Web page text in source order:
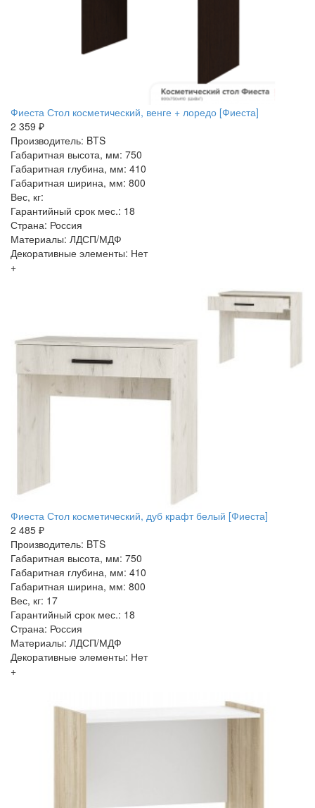
Фиеста Стол косметический, венге + лоредо [Фиеста]
2 359 ₽
Производитель: BTS
Габаритная высота, мм: 750
Габаритная глубина, мм: 410
Габаритная ширина, мм: 800
Вес, кг:
Гарантийный срок мес.: 18
Страна: Россия
Материалы: ЛДСП/МДФ
Декоративные элементы: Нет
+
Фиеста Стол косметический, дуб крафт белый [Фиеста]
2 485 ₽
Производитель: BTS
Габаритная высота, мм: 750
Габаритная глубина, мм: 410
Габаритная ширина, мм: 800
Вес, кг: 17
Гарантийный срок мес.: 18
Страна: Россия
Материалы: ЛДСП/МДФ
Декоративные элементы: Нет
+